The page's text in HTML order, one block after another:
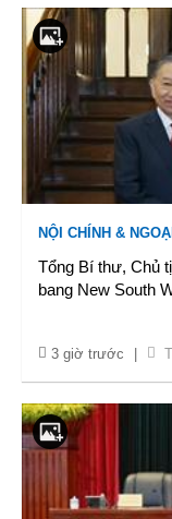
NỘI CHÍNH &
Tổng Bí thư, Chủ
bang New South
3 giờ trước